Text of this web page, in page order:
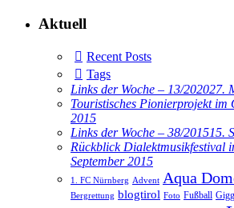
Aktuell
Recent Posts
Tags
Links der Woche – 13/202027.
Touristisches Pionierprojekt im
2015
Links der Woche – 38/201515.
Rückblick Dialektmusikfestival
September 2015
1. FC Nürnberg Advent Aqua
Bergrettung blogtirol Foto Fußball